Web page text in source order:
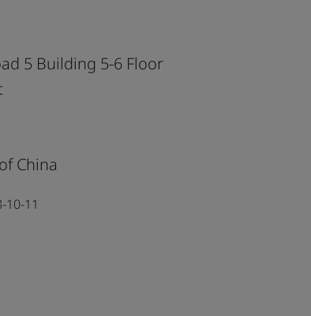
5 Building 5-6 Floor
China
10-11